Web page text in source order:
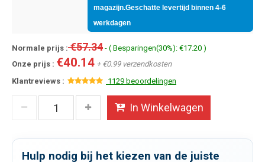
magazijn.Geschatte levertijd binnen 4-6
werkdagen
Normale prijs :€57.34 - ( Besparingen(30%): €17.20 )
Onze prijs : €40.14 + €0.99 verzendkosten
Klantreviews :
1129 beoordelingen
In Winkelwagen
Hulp nodig bij het kiezen van de juiste